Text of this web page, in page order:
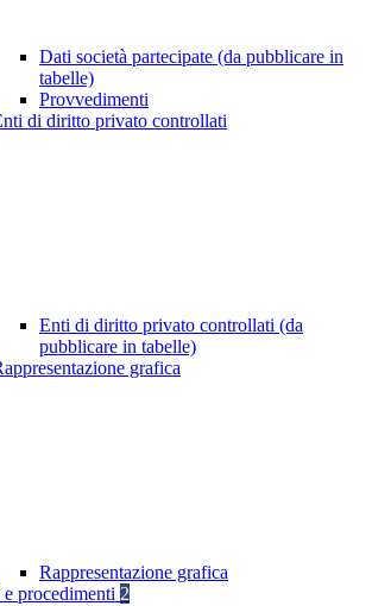
Dati società partecipate (da pubblicare in
tabelle)
Provvedimenti
di diritto privato controllati
Enti di diritto privato controllati (da
pubblicare in tabelle)
grafica
Rappresentazione grafica
procedimenti 2